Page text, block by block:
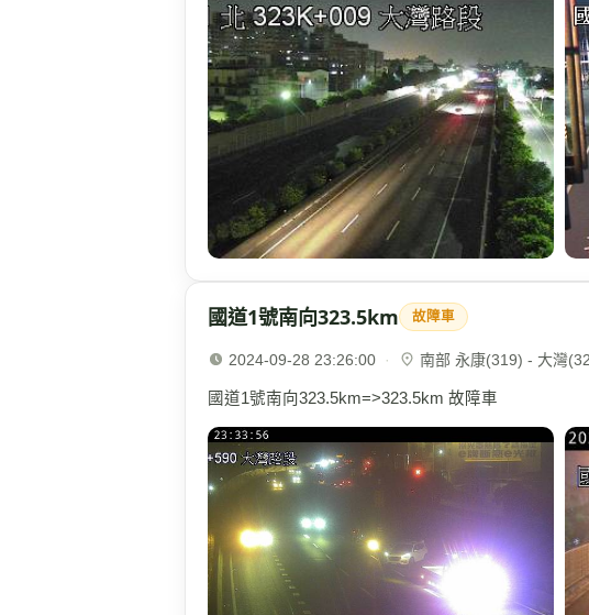
國道1號南向323.5km 故障車
2024-09-28 23:26:00 · 南部 永康(319) - 大灣
國道1號南向323.5km=>323.5km 故障車